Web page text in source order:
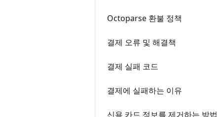
Octoparse 환불 정책
결제 오류 및 해결책
결제 실패 코드
결제에 실패하는 이유
신용 카드 정보를 제거하는 방법